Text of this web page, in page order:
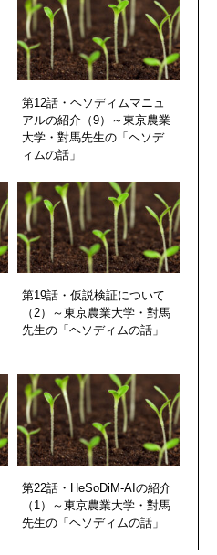
第12話・ヘソディムマニュ
アルの紹介（9）～東京農業
大学・對馬先生の「ヘソデ
ィムの話」
第19話・仮説検証について
（2）～東京農業大学・對馬
先生の「ヘソディムの話」
第22話・HeSoDiM-AIの紹介
（1）～東京農業大学・對馬
先生の「ヘソディムの話」